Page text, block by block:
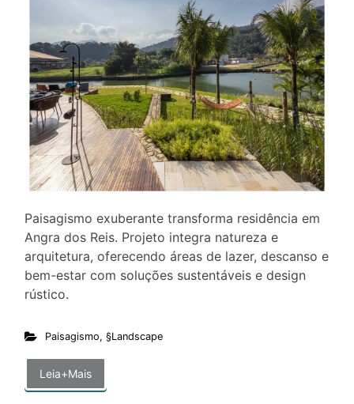
Paisagismo exuberante transforma residência em
Angra dos Reis. Projeto integra natureza e
arquitetura, oferecendo áreas de lazer, descanso e
bem-estar com soluções sustentáveis e design
rústico.
Paisagismo, §Landscape
Leia+Mais